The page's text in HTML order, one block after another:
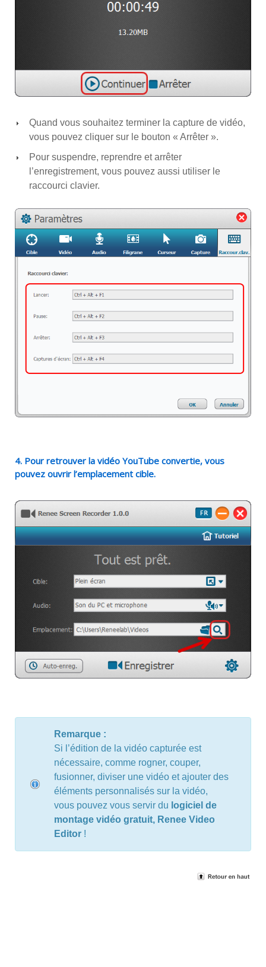
Quand vous souhaitez terminer la capture de vidéo,
vous pouvez cliquer sur le bouton « Arrêter ».
Pour suspendre, reprendre et arrêter
l’enregistrement, vous pouvez aussi utiliser le
raccourci clavier.
4. Pour retrouver la vidéo YouTube convertie, vous
pouvez ouvrir l’emplacement cible.
Remarque :
Si l’édition de la vidéo capturée est
nécessaire, comme rogner, couper,
fusionner, diviser une vidéo et ajouter des
éléments personnalisés sur la vidéo,
vous pouvez vous servir du logiciel de
montage vidéo gratuit, Renee Video
Editor !